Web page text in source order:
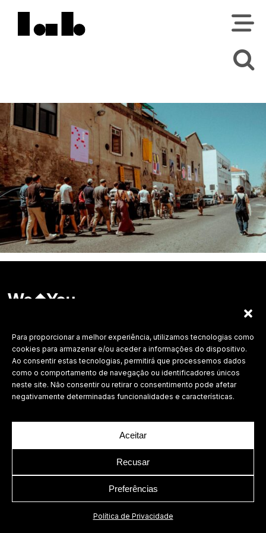
Para proporcionar a melhor experiência, utilizamos tecnologias como
cookies para armazenar e/ou aceder a informações do dispositivo.
Ao consentir estas tecnologias, permitirá que processemos dados
como o comportamento de navegação ou identificadores únicos
neste site. Não consentir ou retirar o consentimento pode afetar
negativamente determinadas funcionalidades e características.
Aceitar
Recusar
Preferências
Política de Privacidade
©2026 Todos os direitos reservados.
Política de Privacidade